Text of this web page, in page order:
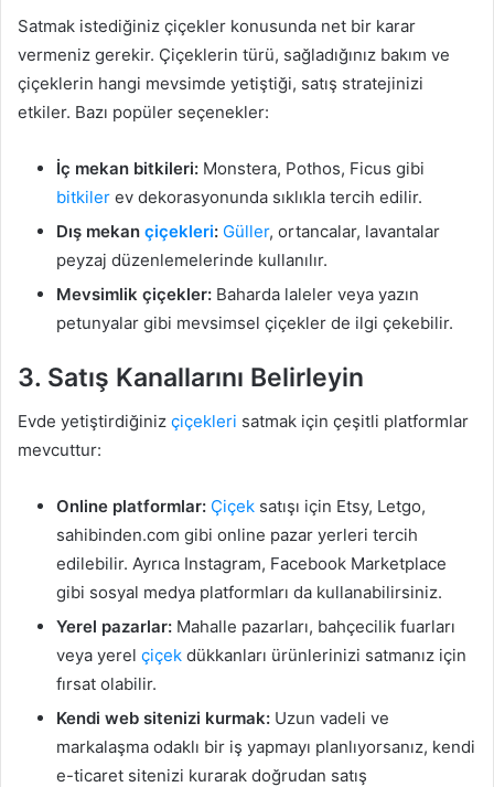
Satmak istediğiniz çiçekler konusunda net bir karar
vermeniz gerekir. Çiçeklerin türü, sağladığınız bakım ve
çiçeklerin hangi mevsimde yetiştiği, satış stratejinizi
etkiler. Bazı popüler seçenekler:
İç mekan bitkileri: Monstera, Pothos, Ficus gibi
bitkiler ev dekorasyonunda sıklıkla tercih edilir.
Dış mekan çiçekleri: Güller, ortancalar, lavantalar
peyzaj düzenlemelerinde kullanılır.
Mevsimlik çiçekler: Baharda laleler veya yazın
petunyalar gibi mevsimsel çiçekler de ilgi çekebilir.
3. Satış Kanallarını Belirleyin
Evde yetiştirdiğiniz çiçekleri satmak için çeşitli platformlar
mevcuttur:
Online platformlar: Çiçek satışı için Etsy, Letgo,
sahibinden.com gibi online pazar yerleri tercih
edilebilir. Ayrıca Instagram, Facebook Marketplace
gibi sosyal medya platformları da kullanabilirsiniz.
Yerel pazarlar: Mahalle pazarları, bahçecilik fuarları
veya yerel çiçek dükkanları ürünlerinizi satmanız için
fırsat olabilir.
Kendi web sitenizi kurmak: Uzun vadeli ve
markalaşma odaklı bir iş yapmayı planlıyorsanız, kendi
e-ticaret sitenizi kurarak doğrudan satış